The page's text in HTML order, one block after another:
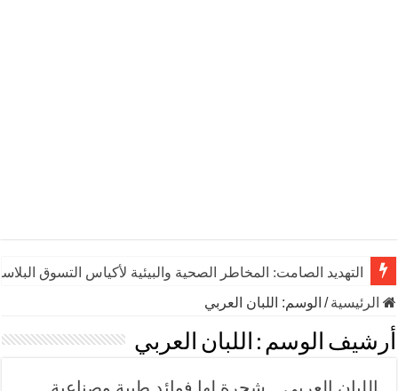
التهديد الصامت: المخاطر الصحية والبيئية لأكياس التسوق
الرئيسية/ الوسم: اللبان العربي
أرشيف الوسم : اللبان العربي